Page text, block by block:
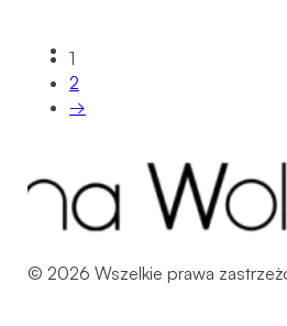
1
2
→
© 2026 Wszelkie prawa